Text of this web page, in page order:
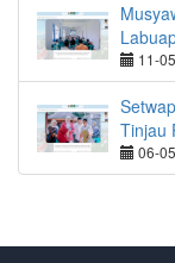
11-
Tinjau
06-